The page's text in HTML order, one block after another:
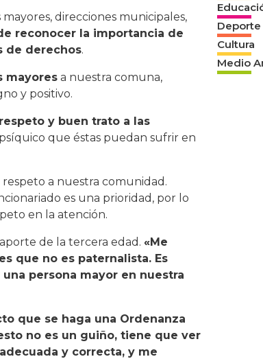
direcciones municipales,
reconocer la importancia de
de derechos.
mayores a nuestra comuna,
y positivo.
y buen trato a las
que éstas puedan sufrir en
a nuestra comunidad.
es una prioridad, por lo
en la atención.
de la tercera edad. «Me
que no es paternalista. Es
persona mayor en nuestra
que se haga una Ordenanza
no es un guiño, tiene que ver
y correcta, y me
Deporte
Cultura
Medio